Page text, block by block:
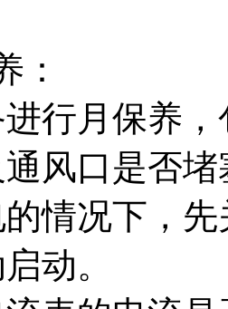
：
行月保养
风口是否堵
情况下，
动。